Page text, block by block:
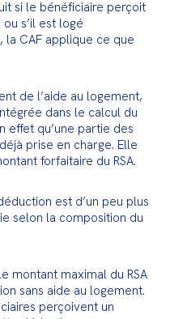
si le bénéficiaire perçoit
ou s’il est logé
la CAF applique ce que
de l’aide au logement,
dans le calcul du
effet qu’une partie des
prise en charge. Elle
forfaitaire du RSA.
est d’un peu plus
selon la composition du
montant maximal du RSA
sans aide au logement.
perçoivent un